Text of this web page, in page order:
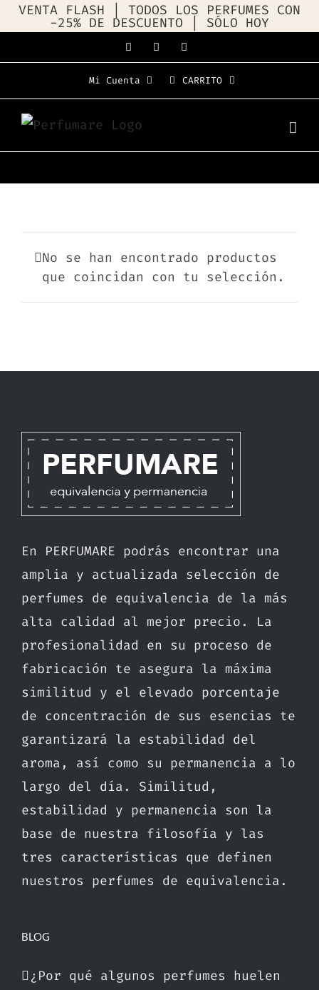
VENTA FLASH | TODOS LOS PERFUMES CON
-25% DE DESCUENTO | SÓLO HOY
al
FacebookInstagramWhatsApp
Mi Cuenta CARRITO
No se han encontrado productos
que coincidan con tu selección.
En PERFUMARE podrás encontrar una
amplia y actualizada selección de
perfumes de equivalencia de la más
alta calidad al mejor precio. La
profesionalidad en su proceso de
fabricación te asegura la máxima
similitud y el elevado porcentaje
de concentración de sus esencias te
garantizará la estabilidad del
aroma, así como su permanencia a lo
largo del día. Similitud,
estabilidad y permanencia son la
base de nuestra filosofía y las
tres características que definen
nuestros perfumes de equivalencia.
BLOG
¿Por qué algunos perfumes huelen